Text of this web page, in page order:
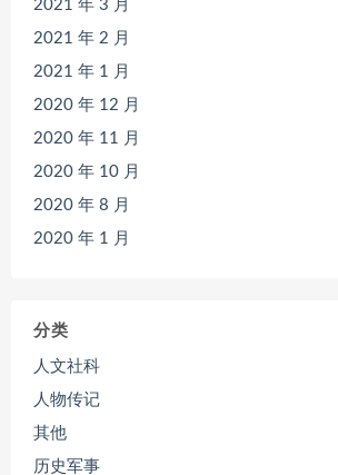
2021 年 3 月
2021 年 2 月
2021 年 1 月
2020 年 12 月
2020 年 11 月
2020 年 10 月
2020 年 8 月
2020 年 1 月
分类
人文社科
人物传记
其他
历史军事